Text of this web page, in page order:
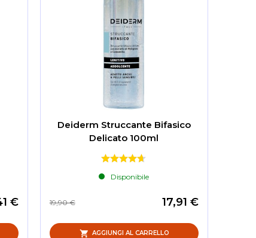
€
Deiderm Struccante Bifasico
Delicato 100ml
Disponibile
17,91 €
19,90 €
AGGIUNGI AL CARRELLO